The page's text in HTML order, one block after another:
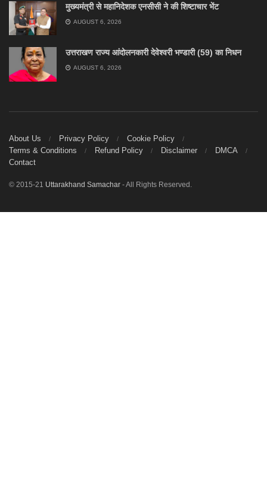
मुख्यमंत्री से महानिदेशक एनसीसी ने की शिष्टाचार भेंट
AUGUST 6, 2026
उत्तराखण राज्य आंदोलनकारी देवेश्वरी भण्डारी (59) का निधन
AUGUST 6, 2026
About Us Privacy Policy
Cookie Policy
Terms & Conditions
Refund Policy Disclaimer
DMCA
Contact
© 2015-21 Uttarakhand Samachar - All Rights Reserved.